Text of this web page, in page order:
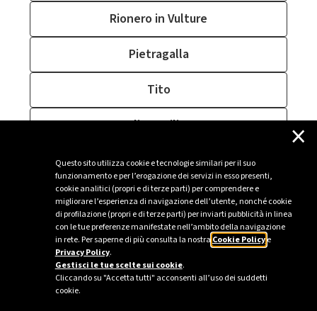
Questo sito utilizza cookie e tecnologie similari per il suo
funzionamento e per l’erogazione dei servizi in esso presenti,
cookie analitici (propri e di terze parti) per comprendere e
migliorare l’esperienza di navigazione dell’utente, nonché cookie
di profilazione (propri e di terze parti) per inviarti pubblicità in linea
con le tue preferenze manifestate nell’ambito della navigazione
in rete. Per saperne di più consulta la nostra Cookie Policye
Privacy Policy.
Gestisci le tue scelte sui cookie.
Cliccando su "Accetta tutti" acconsenti all’uso dei suddetti
cookie.
×
Rionero in Vulture
Pietragalla
Tito
Vaglio Basilicata
San Severino Lucano
Viggiano
Sei un’azienda o una PA?
Trova la soluzione più giusta per te.